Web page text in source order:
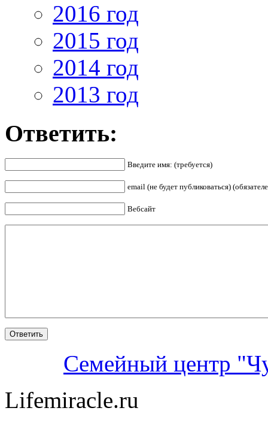
2016 год
2015 год
2014 год
2013 год
Ответить:
Введите имя: (требуется)
email (не будет публиковаться)
Вебсайт
Семейный центр
Lifemiracle.ru